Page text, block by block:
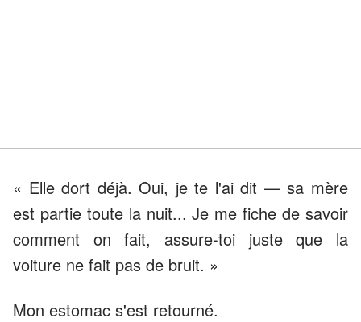
« Elle dort déjà. Oui, je te l'ai dit — sa mère
est partie toute la nuit... Je me fiche de savoir
comment on fait, assure-toi juste que la
voiture ne fait pas de bruit. »
Mon estomac s'est retourné.